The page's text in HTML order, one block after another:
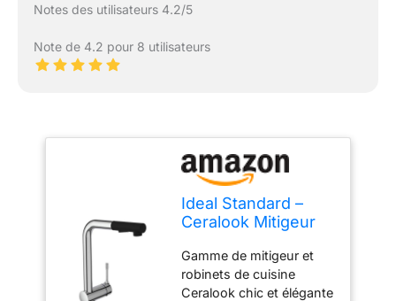
Notes des utilisateurs 4.2/5
Note de 4.2 pour 8 utilisateurs
Ideal Standard –
Ceralook Mitigeur
orientable et
extractible 2
fonctions Chromé
Gamme de mitigeur et
robinets de cuisine
Ceralook chic et élégante